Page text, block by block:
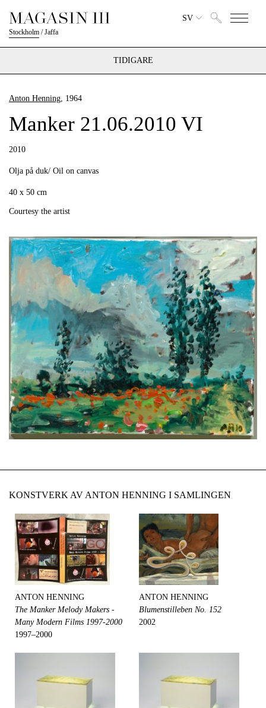
Stockholm /Jaffa
SV
TIDIGARE
Anton Henning, 1964
Manker 21.06.2010 VI
2010
Olja på duk/ Oil on canvas
40 x 50 cm
Courtesy the artist
KONSTVERK AV ANTON HENNING I SAMLINGEN
ANTON HENNING
The Manker Melody Makers -
Many Modern Films 1997-2000
1997–2000
ANTON HENNING
Blumenstilleben No. 152
2002